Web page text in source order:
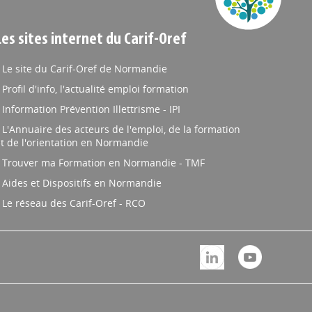
sites internet du Carif-Oref
Le site du Carif-Oref de Normandie
Profil d'info, l'actualité emploi formation
Information Prévention Illettrisme - IPI
L'Annuaire des acteurs de l'emploi, de la formation
de l'orientation en Normandie
Trouver ma Formation en Normandie - TMF
Aides et Dispositifs en Normandie
Le réseau des Carif-Oref - RCO